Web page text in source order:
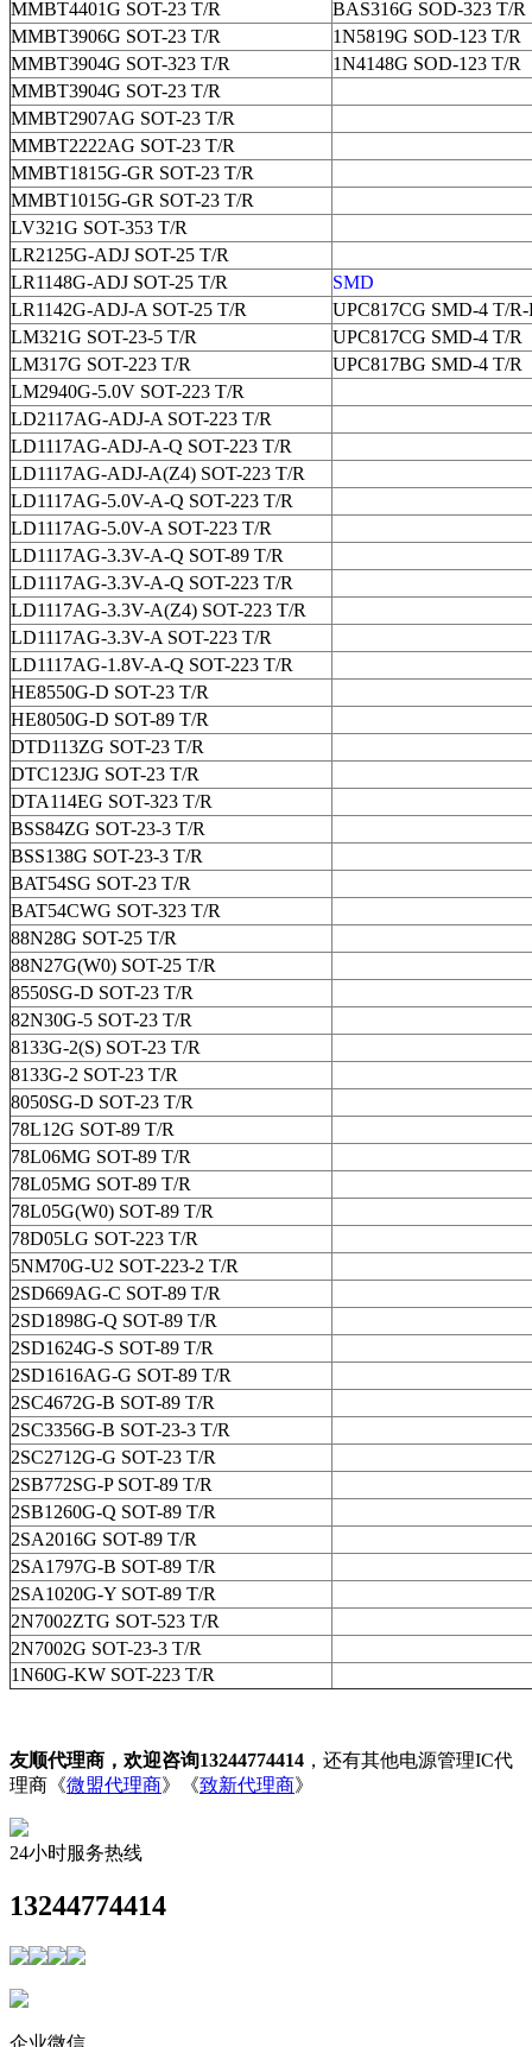
MMBT4401G SOT-23 T/R
BAS316G SOD-323 T/R
MMBT3906G SOT-23 T/R
1N5819G SOD-123 T/R
MMBT3904G SOT-323 T/R
1N4148G SOD-123 T/R
MMBT3904G SOT-23 T/R
MMBT2907AG SOT-23 T/R
MMBT2222AG SOT-23 T/R
MMBT1815G-GR SOT-23 T/R
MMBT1015G-GR SOT-23 T/R
LV321G SOT-353 T/R
LR2125G-ADJ SOT-25 T/R
LR1148G-ADJ SOT-25 T/R
SMD
LR1142G-ADJ-A SOT-25 T/R
UPC817CG SMD-4 T/R-
LM321G SOT-23-5 T/R
UPC817CG SMD-4 T/R
LM317G SOT-223 T/R
UPC817BG SMD-4 T/R
LM2940G-5.0V SOT-223 T/R
LD2117AG-ADJ-A SOT-223 T/R
LD1117AG-ADJ-A-Q SOT-223 T/R
LD1117AG-ADJ-A(Z4) SOT-223 T/R
LD1117AG-5.0V-A-Q SOT-223 T/R
LD1117AG-5.0V-A SOT-223 T/R
LD1117AG-3.3V-A-Q SOT-89 T/R
LD1117AG-3.3V-A-Q SOT-223 T/R
LD1117AG-3.3V-A(Z4) SOT-223 T/R
LD1117AG-3.3V-A SOT-223 T/R
LD1117AG-1.8V-A-Q SOT-223 T/R
HE8550G-D SOT-23 T/R
HE8050G-D SOT-89 T/R
DTD113ZG SOT-23 T/R
DTC123JG SOT-23 T/R
DTA114EG SOT-323 T/R
BSS84ZG SOT-23-3 T/R
BSS138G SOT-23-3 T/R
BAT54SG SOT-23 T/R
BAT54CWG SOT-323 T/R
88N28G SOT-25 T/R
88N27G(W0) SOT-25 T/R
8550SG-D SOT-23 T/R
82N30G-5 SOT-23 T/R
8133G-2(S) SOT-23 T/R
8133G-2 SOT-23 T/R
8050SG-D SOT-23 T/R
78L12G SOT-89 T/R
78L06MG SOT-89 T/R
78L05MG SOT-89 T/R
78L05G(W0) SOT-89 T/R
78D05LG SOT-223 T/R
5NM70G-U2 SOT-223-2 T/R
2SD669AG-C SOT-89 T/R
2SD1898G-Q SOT-89 T/R
2SD1624G-S SOT-89 T/R
2SD1616AG-G SOT-89 T/R
2SC4672G-B SOT-89 T/R
2SC3356G-B SOT-23-3 T/R
2SC2712G-G SOT-23 T/R
2SB772SG-P SOT-89 T/R
2SB1260G-Q SOT-89 T/R
2SA2016G SOT-89 T/R
2SA1797G-B SOT-89 T/R
2SA1020G-Y SOT-89 T/R
2N7002ZTG SOT-523 T/R
2N7002G SOT-23-3 T/R
1N60G-KW SOT-223 T/R
友顺代理商，欢迎咨询13244774414 ，还有其他电源管理IC代
理商《微盟代理商》《致新代理商》
24小时服务热线
13244774414
企业微信